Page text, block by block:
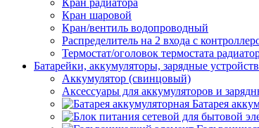
Кран радиатора
Кран шаровой
Кран/вентиль водопроводный
Распределитель на 2 входа с
Термостат/оголовок термостата
Батарейки, аккумуляторы, зарядные
Аккумулятор (свинцовый)
Аксессуары для аккумуляторов и
Батарея